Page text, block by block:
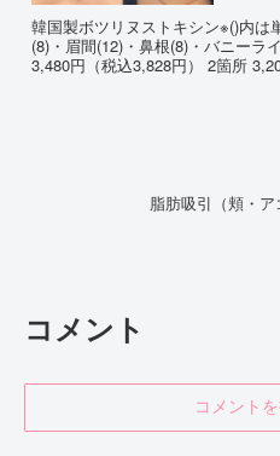
韓国製ボツリヌストキシン※()内は
(8)・眉間(12)・鼻根(8)・バニーラ
3,480円（税込3,828円） 2箇所
脂肪吸引（頬・ア
コメント
コメント